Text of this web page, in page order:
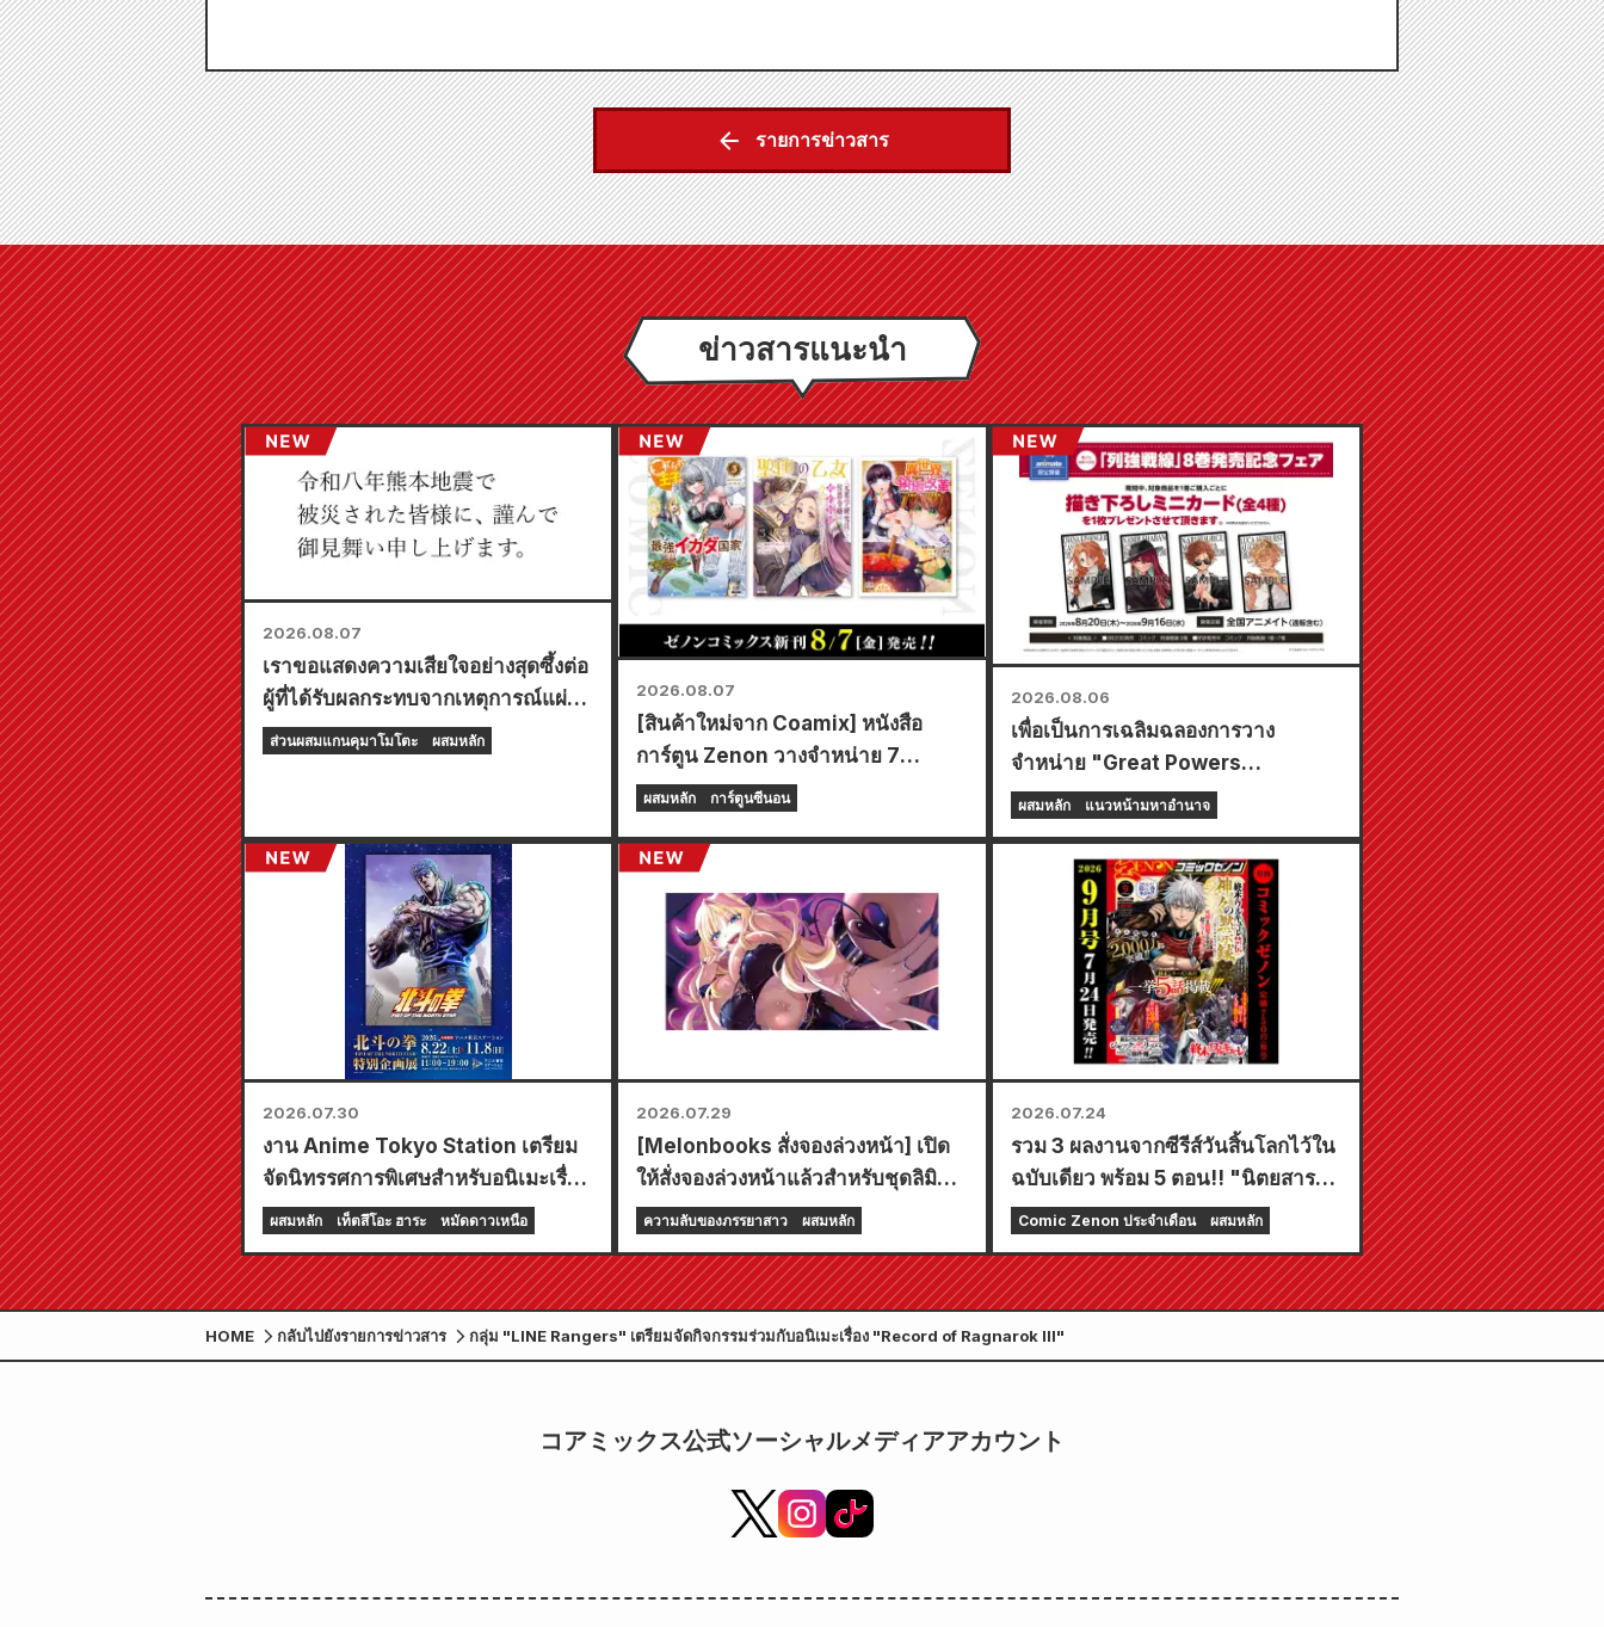
รายการข่าวสาร
ข่าวสารแนะนำ
2026.08.07
เราขอแสดงความเสียใจอย่างสุดซึ้งต่อ
ผู้ที่ได้รับผลกระทบจากเหตุการณ์แผ่น
ดินไหวคุมาโมโตะปี 2026 ทุกท่าน
ส่วนผสมแกนคุมาโมโตะ ผสมหลัก
2026.08.07
[สินค้าใหม่จาก Coamix] หนังสือ
การ์ตูน Zenon วางจำหน่าย 7
สิงหาคม (ศุกร์)!
ผสมหลัก การ์ตูนซีนอน
2026.08.06
เพื่อเป็นการเฉลิมฉลองการวาง
จำหน่าย "Great Powers
Frontline" เล่มที่ 8 ล่าสุด ทางร้าน
Animate ทั่วประเทศจะจัดงานอีเวนต์
พิเศษในช่วงเวลาจำกัด เริ่มตั้งแต่วันที่
20 สิงหาคม โดยคุณสามารถรับมินิ
การ์ดสุดพิเศษ (ทั้งหมด 4 แบบ) ได้ที่นี่!
ผสมหลัก แนวหน้ามหาอำนาจ
2026.07.30
งาน Anime Tokyo Station เตรียม
จัดนิทรรศการพิเศษสำหรับอนิเมะเรื่อง
"Fist of the North Star"!!
ผสมหลัก เท็ตสึโอะ ฮาระ หมัดดาวเหนือ
2026.07.29
[Melonbooks สั่งจองล่วงหน้า] เปิด
ให้สั่งจองล่วงหน้าแล้วสำหรับชุดลิมิ
เต็ดเอดิชั่นพร้อมแผ่นรองเล่นพิเศษที่มี
วาดโดยคุโด! เล่มที่ 6 ล่าสุดของ
"ความลับของเจ้าสาวสาว" มีกำหนด
วางจำหน่ายในวันที่ 20 ตุลาคมนี้!
ความลับของภรรยาสาว ผสมหลัก
2026.07.24
รวม 3 ผลงานจากซีรีส์วันสิ้นโลกไว้ใน
ฉบับเดียว พร้อม 5 ตอน!! "นิตยสาร
การ์ตูนรายเดือน Zenon ฉบับเดือน
24 กรกฎาคม!!
Comic Zenon ประจำเดือน ผสมหลัก
HOME กลับไปยังรายการข่าวสาร กลุ่ม "LINE Rangers" เตรียมจัดกิจกรรมร่วมกับอนิเมะเรื่อง "Record of Ragnarok III"
コアミックス公式ソーシャルメディアアカウント